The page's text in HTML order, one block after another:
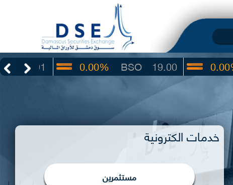
19.00
BSO
0.00% IBTF
0.00%
خدمات الكترونية
مستثمرين